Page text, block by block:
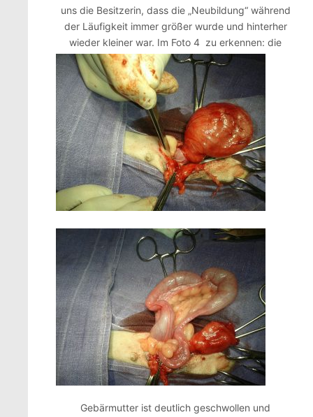
uns die Besitzerin, dass die „Neubildung“ während
der Läufigkeit immer größer wurde und hinterher
wieder kleiner war. Im Foto 4 zu erkennen: die
Gebärmutter ist deutlich geschwollen und